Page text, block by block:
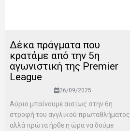
Δέκα πράγματα που
κρατάμε από την 5η
αγωνιστική της Premier
League
26/09/2025
Aύριο μπαίνουμε αισίως στην 6η
στροφή του αγγλικού πρωταθλήματος
αλλά πρώτα ήρθε η ώρα να δούμε